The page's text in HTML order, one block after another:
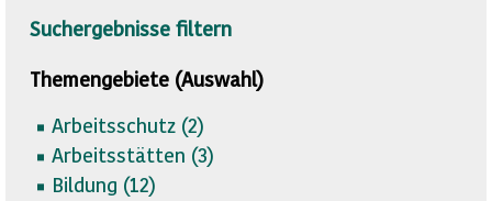
Suchergebnisse filtern
Themengebiete (Auswahl)
Arbeitsschutz (2)
Arbeitsstätten (3)
Bildung (12)